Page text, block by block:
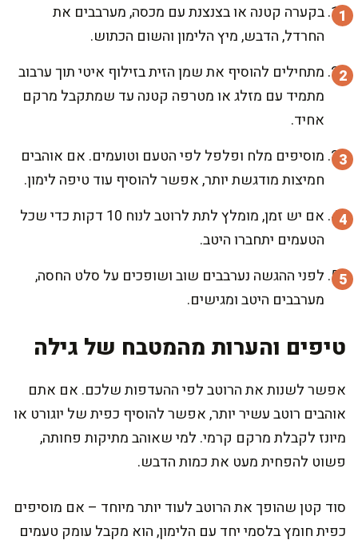
בקערה קטנה או בצנצנת עם מכסה, מערבבים את
החרדל, הדבש, מיץ הלימון והשום הכתוש.
מתחילים להוסיף את שמן הזית בזילוף איטי תוך ערבוב
מתמיד עם מזלג או מטרפה קטנה עד שמתקבל מרקם
אחיד.
מוסיפים מלח ופלפל לפי הטעם וטועמים. אם אוהבים
חמיצות מודגשת יותר, אפשר להוסיף עוד טיפה לימון.
אם יש זמן, מומלץ לתת לרוטב לנוח 10 דקות כדי שכל
הטעמים יתחברו היטב.
לפני ההגשה נערבבים שוב ושופכים על סלט החסה,
מערבבים היטב ומגישים.
טיפים והערות מהמטבח של גילה
אפשר לשנות את הרוטב לפי ההעדפות שלכם. אם אתם
אוהבים רוטב עשיר יותר, אפשר להוסיף כפית של יוגורט או
מיונז לקבלת מרקם קרמי. למי שאוהב מתיקות פחותה,
פשוט להפחית מעט את כמות הדבש.
סוד קטן שהופך את הרוטב לעוד יותר מיוחד – אם מוסיפים
כפית חומץ בלסמי יחד עם הלימון, הוא מקבל עומק טעמים